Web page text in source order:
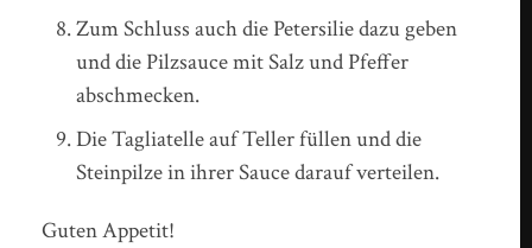
Zum Schluss auch die Petersilie dazu geben
und die Pilzsauce mit Salz und Pfeffer
abschmecken.
Die Tagliatelle auf Teller füllen und die
Steinpilze in ihrer Sauce darauf verteilen.
Guten Appetit!